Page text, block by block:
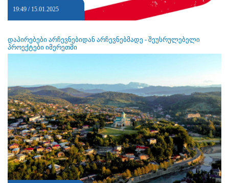
19:49 / 15.01.2025
დაპირებები არჩევნებიდან არჩევნებმადე - შეუსრულებელი
პროექტები იმერეთში